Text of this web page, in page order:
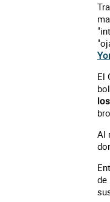
El
Al
de